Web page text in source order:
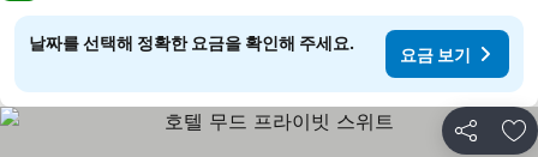
날짜를 선택해 정확한 요금을 확인해 주세요.
요금 보기
공유 즐